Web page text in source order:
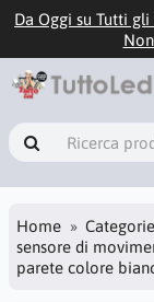
Da Oggi su Tutti
Home Categorie
sensore di
parete colore